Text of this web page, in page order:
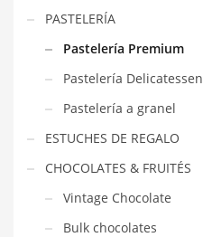
PASTELERÍA
Pastelería Premium
Pastelería Delicatessen
Pastelería a granel
ESTUCHES DE REGALO
CHOCOLATES & FRUITÉS
Vintage Chocolate
Bulk chocolates